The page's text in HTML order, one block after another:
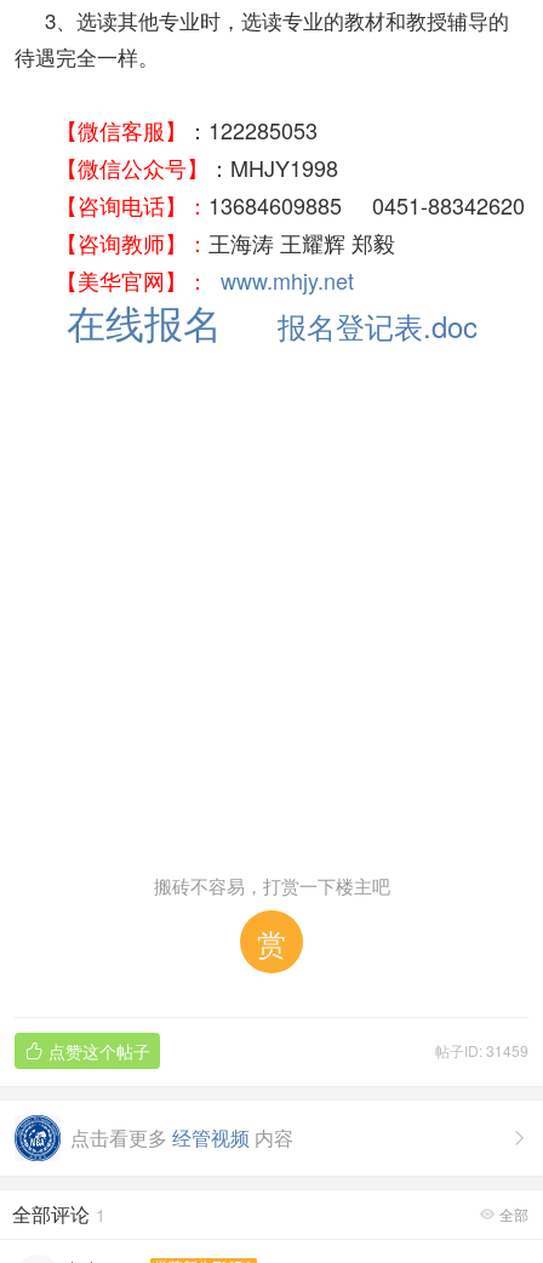
3、选读其他专业时，选读专业的教材和教授辅导的
待遇完全一样。
【微信客服】
：122285053
【微信公众号】
：MHJY1998
【咨询电话】： 13684609885 0451-88342620
【咨询教师】： 王海涛 王耀辉 郑毅
【美华官网】： www.mhjy.net
在线报名 报名登记表.doc
搬砖不容易，打赏一下楼主吧
赏
帖子ID: 31459
 点赞这个帖子

点击看更多 经管视频 内容
 全部
全部评论 1